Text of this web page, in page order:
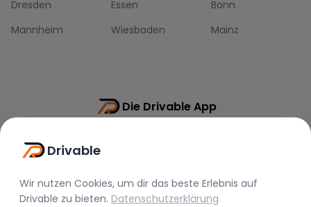
Dresden
Essen
Bonn
Mannheim
Wiesbaden Mainz
Die Drivable App
Drivable
Wir nutzen Cookies, um dir das beste Erlebnis auf
Drivable zu bieten. Datenschutzerklärung